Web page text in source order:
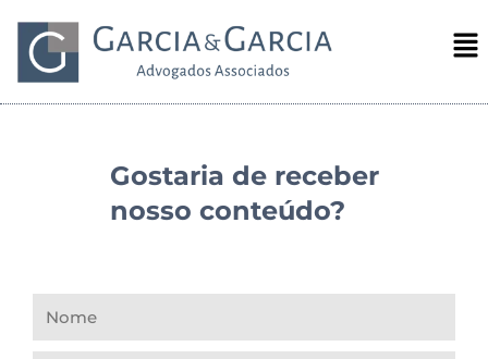
Gostaria de receber
nosso conteúdo?